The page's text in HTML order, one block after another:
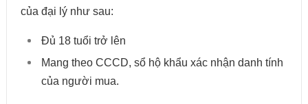
của đại lý như sau:
Đủ 18 tuổi trở lên
Mang theo CCCD, sổ hộ khẩu xác nhận danh tính
của người mua.